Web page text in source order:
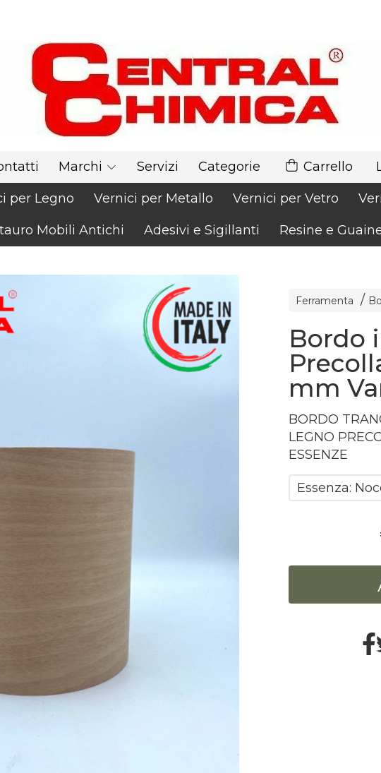
Marchi Servizi Categorie Carrello
per Legno Vernici per Metallo Vernici per Vetro
Mobili Antichi Adesivi e Sigillanti Resine e
Ferramenta
Bordo
mm
BORDO
LEGNO
ESSENZE
Essenza: